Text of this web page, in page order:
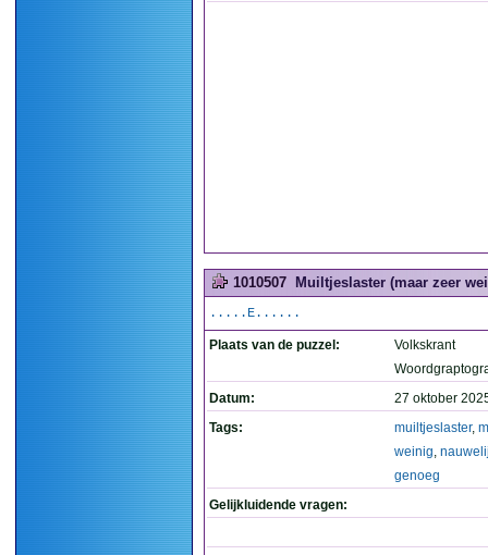
1010507 Muiltjeslaster (maar zeer
.....E......
Plaats van de puzzel:
Volkskrant
Datum:
27 oktober
Tags:
muiltjeslaster,
weinig,
genoeg
Gelijkluidende vragen: